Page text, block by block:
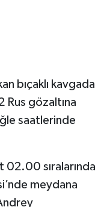
bıçaklı kavgada
Rus gözaltına
saatlerinde
sıralarında
meydana